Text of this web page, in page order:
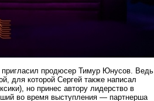
продюсер Тимур Юнусов. Ведь
для которой Сергей также написал
но принес автору лидерство в
во время выступления — партнерша